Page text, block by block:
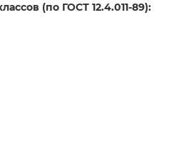
(по ГОСТ 12.4.011-89):